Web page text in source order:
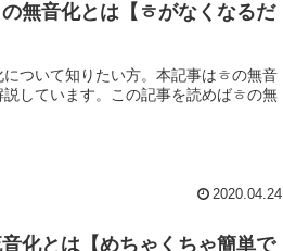
無音化とは【ㅎがなくなるだ
ついて知りたい方。本記事はㅎの無音
しています。この記事を読めばㅎの無
2020.04.24
化とは【めちゃくちゃ簡単で